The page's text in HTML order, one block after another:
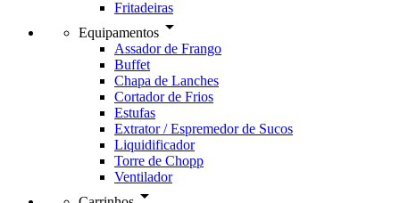
Fritadeiras
Equipamentos arrow_drop_down
Assador de Frango
Buffet
Chapa de Lanches
Cortador de Frios
Estufas
Extrator / Espremedor de Sucos
Liquidificador
Torre de Chopp
Ventilador
arrow_drop_down